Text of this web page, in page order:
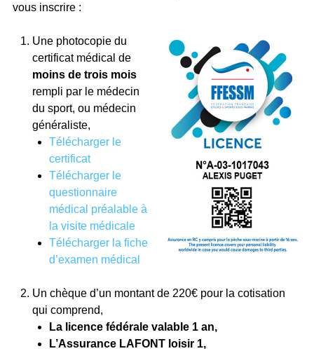
vous inscrire :
Une photocopie du
certificat médical de
moins de trois mois
rempli par le médecin
du sport, ou médecin
généraliste,
Télécharger le
certificat
Télécharger le
questionnaire
médical préalable à
la visite médicale
Télécharger la fiche
d’examen médical
Un chèque d’un montant de 220€ pour la cotisation
qui comprend,
La licence fédérale valable 1 an,
L’Assurance LAFONT loisir 1,